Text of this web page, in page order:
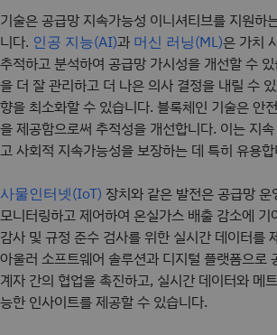
기술은 공급망 지속가능성 이니셔티브를 지원하
니다. 인공 지능(AI)과 머신 러닝(ML)은 가치
추적하고 분석하여 공급망 가시성을 개선할 수
을 더 잘 관리하고 더 나은 의사 결정을 내릴 수
향을 최소화할 수 있습니다. 블록체인 기술은 안
을 제공함으로써 추적성을 개선합니다. 이는 지
고 사회적 지속가능성을 보장하는 데 특히 유용
사물인터넷(IoT) 장치와 같은 발전은 공급망
모니터링하고 제어하여 온실가스 배출 감소에
감사 및 규정 준수 검사를 위한 실시간 데이터를
아울러 소프트웨어 솔루션과 디지털 플랫폼으로
계자 간의 협업을 촉진하고, 실시간 데이터와 메
능한 인사이트를 제공할 수 있습니다.